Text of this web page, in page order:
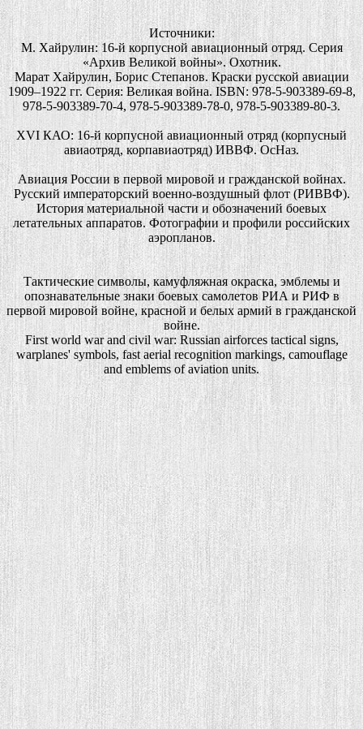
Источники:
М. Хайрулин: 16-й корпусной авиационный отряд. Серия
«Архив Великой войны». Охотник.
Марат Хайрулин, Борис Степанов. Краски русской авиации
1909–1922 гг. Серия: Великая война. ISBN: 978-5-903389-69-8,
978-5-903389-70-4, 978-5-903389-78-0, 978-5-903389-80-3.
XVI КАО: 16-й корпусной авиационный отряд (корпусный
авиаотряд, корпавиаотряд) ИВВФ. ОсНаз.
Авиация России в первой мировой и гражданской войнах.
Русский императорский военно-воздушный флот (РИВВФ).
История материальной части и обозначений боевых
летательных аппаратов. Фотографии и профили российских
аэропланов.
Тактические символы, камуфляжная окраска, эмблемы и
опознавательные знаки боевых самолетов РИА и РИФ в
первой мировой войне, красной и белых армий в гражданской
войне.
First world war and civil war: Russian airforces tactical signs,
warplanes' symbols, fast aerial recognition markings, camouflage
and emblems of aviation units.